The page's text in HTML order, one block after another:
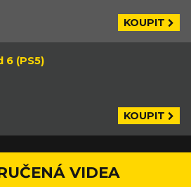
KOUPIT
6 (PS5)
KOUPIT
VIDEA